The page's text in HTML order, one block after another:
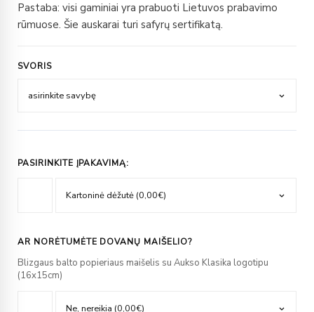
Pastaba: visi gaminiai yra prabuoti Lietuvos prabavimo
rūmuose. Šie auskarai turi safyrų sertifikatą.
SVORIS
PASIRINKITE ĮPAKAVIMĄ:
AR NORĖTUMĖTE DOVANŲ MAIŠELIO?
Blizgaus balto popieriaus maišelis su Aukso Klasika logotipu
(16x15cm)